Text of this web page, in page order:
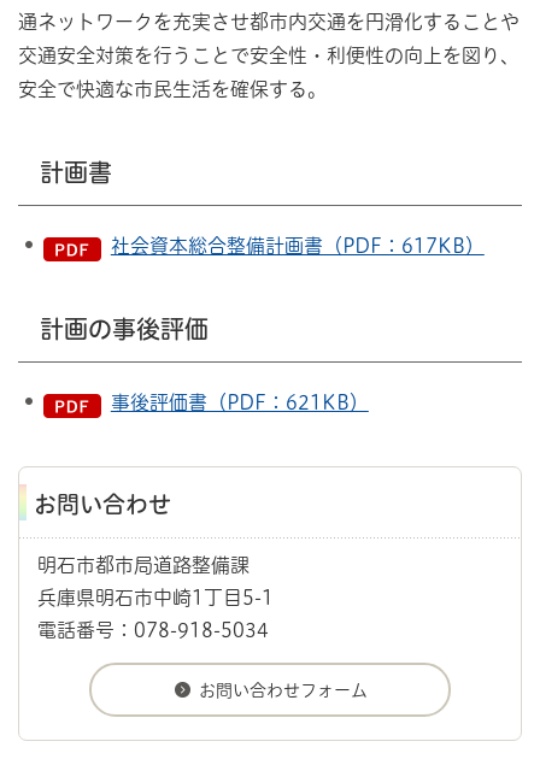
通ネットワークを充実させ都市内交通を円滑化することや
交通安全対策を行うことで安全性・利便性の向上を図り、
安全で快適な市民生活を確保する。
計画書
社会資本総合整備計画書（PDF：617KB）
計画の事後評価
事後評価書（PDF：621KB）
お問い合わせ
明石市都市局道路整備課
兵庫県明石市中崎1丁目5-1
電話番号：078-918-5034